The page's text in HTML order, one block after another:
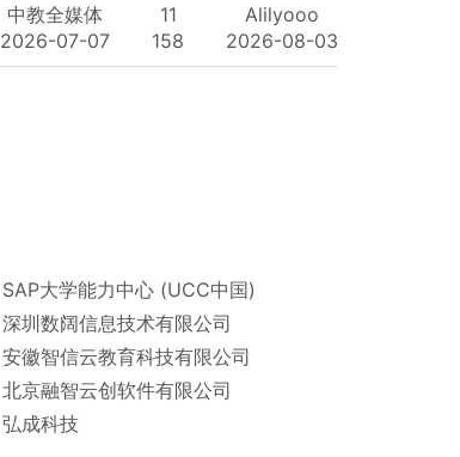
中教全媒体
2026-07-07
11
158
Alilyooo
2026-08-03
SAP大学能力中心 (UCC中国)
深圳数阔信息技术有限公司
安徽智信云教育科技有限公司
北京融智云创软件有限公司
弘成科技